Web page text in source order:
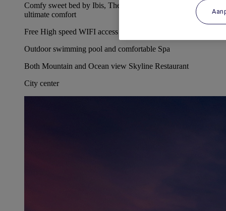
Comfy sweet bed by Ibis, The innovative bedding to ensure
ultimate comfort
Free High speed WIFI access in all areas
Outdoor swimming pool and comfortable Spa
Both Mountain and Ocean view Skyline Restaurant
City center